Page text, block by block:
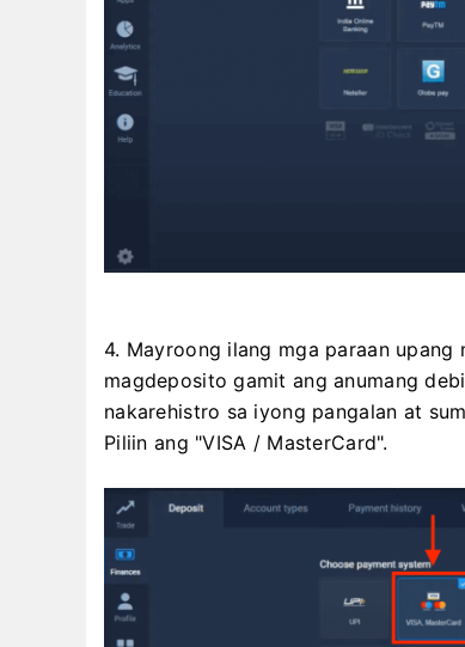
4. Mayroong ilang mga paraan
magdeposito gamit ang anumang
nakarehistro sa iyong pangalan at
Piliin ang "VISA / MasterCard".